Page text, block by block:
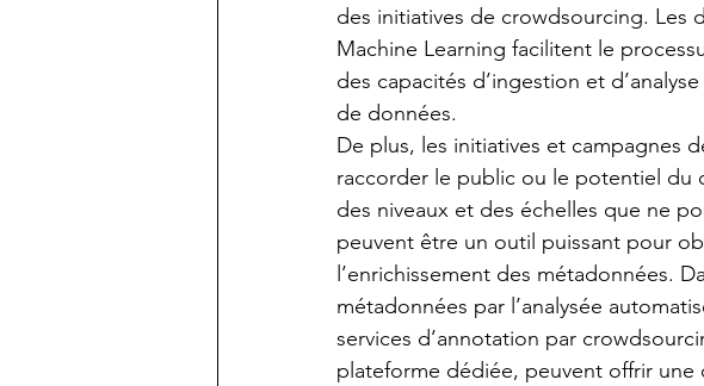
des initiatives de crowdsourcing. Les
Machine Learning facilitent le
des capacités d’ingestion et
de données.
De plus, les initiatives et campagnes
raccorder le public ou le potentiel du
des niveaux et des échelles que ne
peuvent être un outil puissant pour
l’enrichissement des métadonnées.
métadonnées par l’analysée
services d’annotation par
plateforme dédiée, peuvent offrir